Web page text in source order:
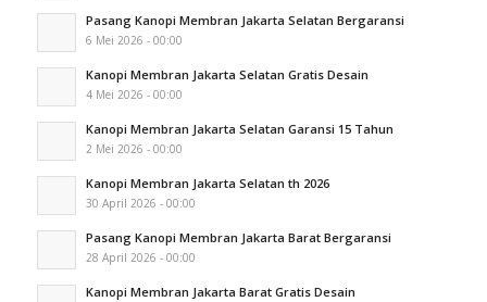
Pasang Kanopi Membran Jakarta Selatan Bergaransi
6 Mei 2026 - 00:00
Kanopi Membran Jakarta Selatan Gratis Desain
4 Mei 2026 - 00:00
Kanopi Membran Jakarta Selatan Garansi 15 Tahun
2 Mei 2026 - 00:00
Kanopi Membran Jakarta Selatan th 2026
30 April 2026 - 00:00
Pasang Kanopi Membran Jakarta Barat Bergaransi
28 April 2026 - 00:00
Kanopi Membran Jakarta Barat Gratis Desain